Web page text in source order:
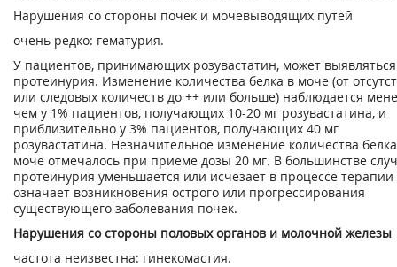
Нарушения со стороны почек и мочевыводящих путей
очень редко: гематурия.
У пациентов, принимающих розувастатин, может выявляться
протеинурия. Изменение количества белка в моче (от
или следовых количеств до ++ или больше) наблюдается
чем у 1% пациентов, получающих 10-20 мг розувастатина, и
приблизительно у 3% пациентов, получающих 40 мг
розувастатина. Незначительное изменение количества
моче отмечалось при приеме дозы 20 мг. В большинстве
протеинурия уменьшается или исчезает в процессе
означает возникновения острого или прогрессирования
существующего заболевания почек.
Нарушения со стороны половых органов и молочной железы
частота неизвестна: гинекомастия.